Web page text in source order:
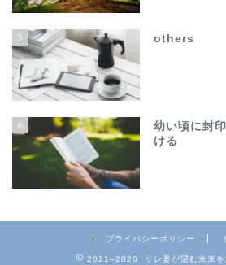
5 others
6
幼い頃に封
ける
プライバシーポリシー
2021–2026 サレ妻が望む未来を
夫の不倫で心
でも、このま